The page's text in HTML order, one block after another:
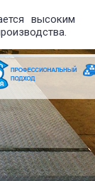
высоким